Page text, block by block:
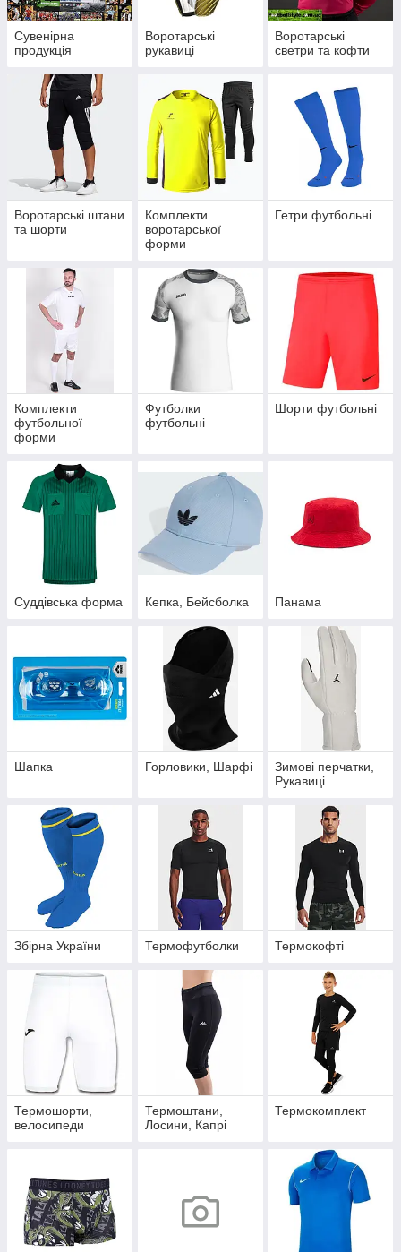
Сувенірна
продукція
Воротарські
рукавиці
Воротарські
светри та кофти
Воротарські штани
та шорти
Комплекти
воротарської
форми
Гетри футбольні
Комплекти
футбольної
форми
Футболки
футбольні
Шорти футбольні
Суддівська форма Кепка, Бейсболка Панама
Шапка Горловики, Шарфі
Зимові перчатки,
Рукавиці
Збірна України Термофутболки Термокофті
Термошорти,
велосипеди
Термоштани,
Лосини, Капрі
Термокомплект